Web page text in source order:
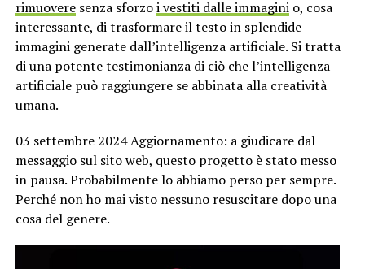
rimuoveresenza sforzoi vestiti dalle immaginio, cosa
interessante, di trasformare il testo in splendide
immagini generate dall’intelligenza artificiale. Si tratta
di una potente testimonianza di ciò che l’intelligenza
artificiale può raggiungere se abbinata alla creatività
umana.
03 settembre 2024 Aggiornamento: a giudicare dal
messaggio sul sito web, questo progetto è stato messo
in pausa. Probabilmente lo abbiamo perso per sempre.
Perché non ho mai visto nessuno resuscitare dopo una
cosa del genere.